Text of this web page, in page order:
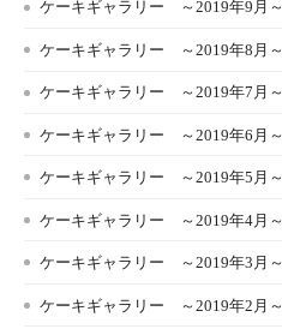
ケーキギャラリー ～2019年9月～
ケーキギャラリー ～2019年8月～
ケーキギャラリー ～2019年7月～
ケーキギャラリー ～2019年6月～
ケーキギャラリー ～2019年5月～
ケーキギャラリー ～2019年4月～
ケーキギャラリー ～2019年3月～
ケーキギャラリー ～2019年2月～